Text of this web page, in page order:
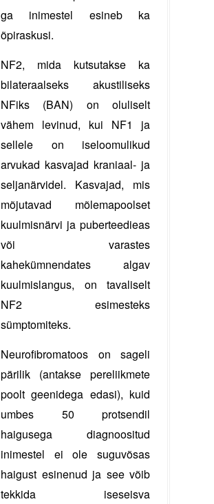
ga inimestel esineb ka
õpiraskusi.
NF2, mida kutsutakse ka
bilateraalseks akustiliseks
NFiks (BAN) on oluliselt
vähem levinud, kui NF1 ja
sellele on iseloomulikud
arvukad kasvajad kraniaal- ja
seljanärvidel. Kasvajad, mis
mõjutavad mõlemapoolset
kuulmisnärvi ja puberteedieas
või varastes
kahekümnendates algav
kuulmislangus, on tavaliselt
NF2 esimesteks
sümptomiteks.
Neurofibromatoos on sageli
pärilik (antakse pereliikmete
poolt geenidega edasi), kuid
umbes 50 protsendil
haigusega diagnoositud
inimestel ei ole suguvõsas
haigust esinenud ja see võib
tekkida iseseisva